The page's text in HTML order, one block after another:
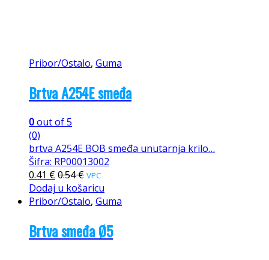
Pribor/Ostalo, Guma
Brtva A254E smeđa
0out of 5
(0)
brtva A254E BOB smeđa unutarnja krilo…
Šifra: RP00013002
0.41 €0.54€ VPC
Dodaj u košaricu
Pribor/Ostalo, Guma
Brtva smeđa Ø5